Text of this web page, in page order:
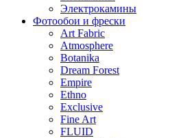
Электрокамины
Фотообои и фрески
Art Fabric
Atmosphere
Botanika
Dream Forest
Empire
Ethno
Exclusive
Fine Art
FLUID